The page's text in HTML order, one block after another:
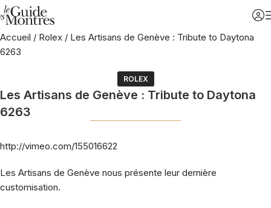
Accueil / Rolex / Les Artisans de Genève : Tribute to Daytona
6263
ROLEX
Les Artisans de Genève : Tribute to Daytona
6263
http://vimeo.com/155016622
Les Artisans de Genève nous présente leur dernière
customisation.